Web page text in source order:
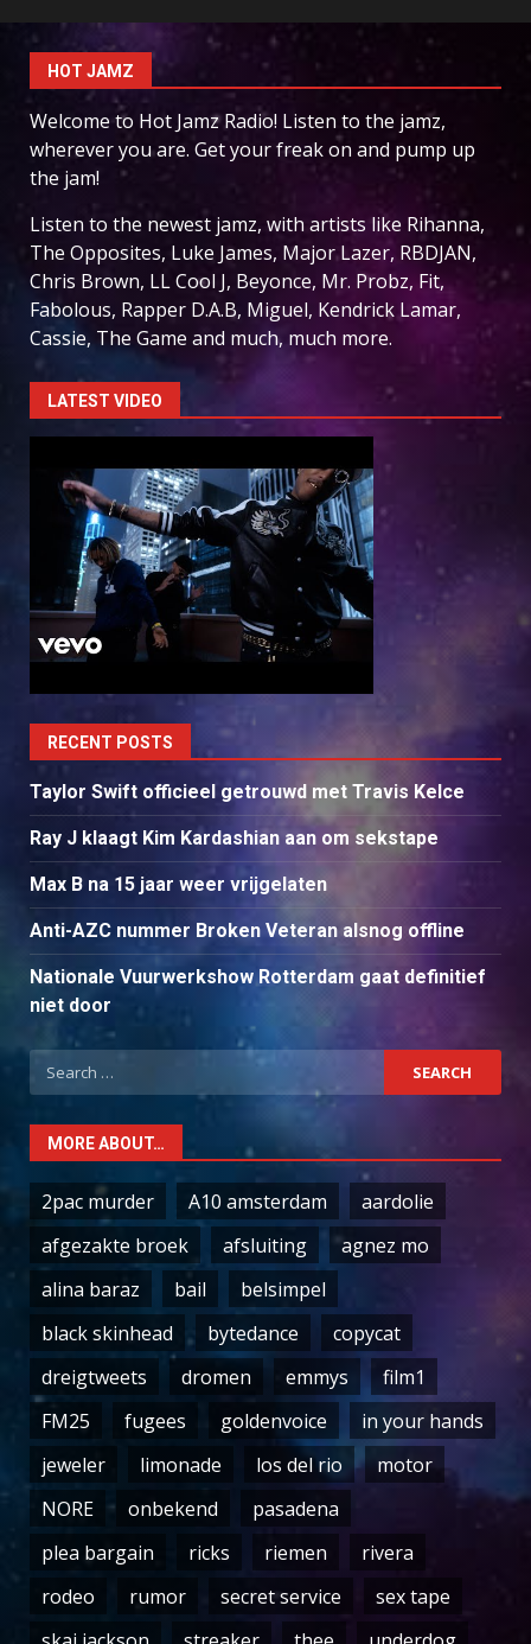
HOT JAMZ
Welcome to Hot Jamz Radio! Listen to the jamz,
wherever you are. Get your freak on and pump up
the jam!
Listen to the newest jamz, with artists like Rihanna,
The Opposites, Luke James, Major Lazer, RBDJAN,
Chris Brown, LL Cool J, Beyonce, Mr. Probz, Fit,
Fabolous, Rapper D.A.B, Miguel, Kendrick Lamar,
Cassie, The Game and much, much more.
LATEST VIDEO
RECENT POSTS
Taylor Swift officieel getrouwd met Travis Kelce
Ray J klaagt Kim Kardashian aan om sekstape
Max B na 15 jaar weer vrijgelaten
Anti-AZC nummer Broken Veteran alsnog offline
Nationale Vuurwerkshow Rotterdam gaat definitief
niet door
Search
for:
MORE ABOUT…
2pac murder A10 amsterdam
aardolie
afgezakte broek
afsluiting
agnez mo
alina baraz
bail
belsimpel
black skinhead
bytedance
copycat
dreigtweets
dromen emmys
film1
FM25
fugees goldenvoice
in your hands
jeweler
limonade los del rio
motor
NORE
onbekend
pasadena
plea bargain
ricks riemen
rivera
rodeo
rumor secret service
sex tape